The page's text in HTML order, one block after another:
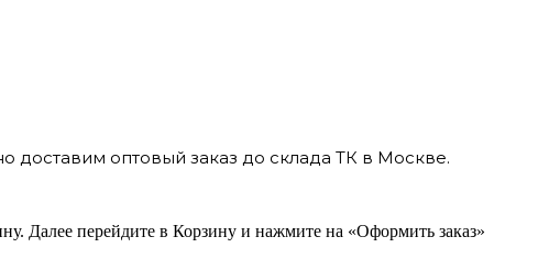
доставим оптовый заказ до склада ТК в Москве.
Далее перейдите в Корзину и нажмите на «Оформить заказ»